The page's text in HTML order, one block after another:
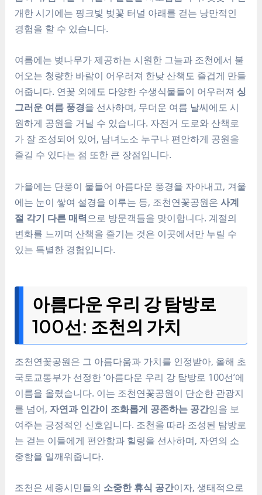
개한 시기에는 핑크빛 벚꽃 터널 아래를 걷는 낭만적인
경험을 할 수 있습니다.
여름에는 벚나무가 제공하는 시원한 그늘과 조천에서 불
어오는 청량한 바람이 어우러져 한낮 산책도 즐겁게 만들
어줍니다. 연꽃 외에도 다양한 수생식물들이 어우러져 싱
그러운 여름 풍경을 선사하며, 무더운 여름 날씨에도 시
원하게 공원을 거닐 수 있습니다. 자전거 도로와 산책로
가 잘 조성되어 있어, 남녀노소 누구나 편안하게 공원을
즐길 수 있다는 점 또한 큰 장점입니다.
가을에는 단풍이 물들어 아름다운 풍경을 자아내고, 겨울
에는 눈이 쌓여 설경을 이루는 등, 조천연꽃공원은사계
절 각기 다른 매력으로 방문객들을 맞이합니다. 계절의
변화를 느끼며 산책을 즐기는 것은 이곳에서만 누릴 수
있는 특별한 경험입니다.
아름다운 우리 강 탐방로
100선: 조천의 가치
조천연꽃공원은 그 아름다움과 가치를 인정받아, 올해 초
국토교통부가 선정한 ‘아름다운 우리 강 탐방로 100선’에
이름을 올렸습니다. 이는 조천연꽃공원이 단순한 관광지
를 넘어, 자연과 인간이 조화롭게 공존하는 공간임을 보
여주는 긍정적인 신호입니다. 조천을 따라 조성된 탐방로
는 걷는 이들에게 편안함과 힐링을 선사하며, 자연의 소
중함을 일깨워줍니다.
조천은 세종시민들의 소중한 휴식 공간이자, 생태적으로